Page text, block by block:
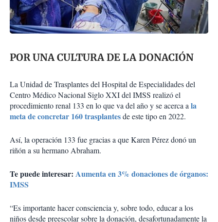
POR UNA CULTURA DE LA DONACIÓN
La Unidad de Trasplantes del Hospital de Especialidades del
Centro Médico Nacional Siglo XXI del IMSS realizó el
procedimiento renal 133 en lo que va del año y se acerca ala
meta de concretar 160 trasplantesde este tipo en 2022.
Así, la operación 133 fue gracias a que Karen Pérez donó un
riñón a su hermano Abraham.
Te puede interesar: Aumenta en 3% donaciones de órganos:
IMSS
“Es importante hacer consciencia y, sobre todo, educar a los
niños desde preescolar sobre la donación, desafortunadamente la